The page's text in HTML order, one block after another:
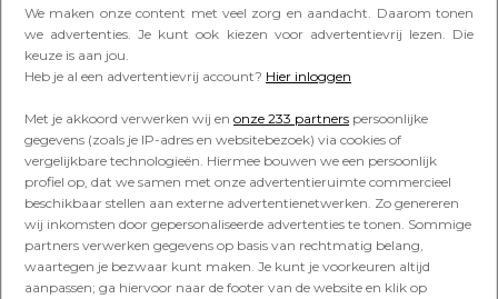
We maken onze content met veel zorg en aandacht. Daarom tonen
we advertenties. Je kunt ook kiezen voor advertentievrij lezen. Die
keuze is aan jou.
Heb je al een advertentievrij account? Hier inloggen
Met je akkoord verwerken wij en onze 233 partners persoonlijke
gegevens (zoals je IP-adres en websitebezoek) via cookies of
vergelijkbare technologieën. Hiermee bouwen we een persoonlijk
profiel op, dat we samen met onze advertentieruimte commercieel
beschikbaar stellen aan externe advertentienetwerken. Zo genereren
wij inkomsten door gepersonaliseerde advertenties te tonen. Sommige
partners verwerken gegevens op basis van rechtmatig belang,
waartegen je bezwaar kunt maken. Je kunt je voorkeuren altijd
aanpassen; ga hiervoor naar de footer van de website en klik op
Montage: Marloes Slootmans
Delen
Delen
kimberley klaverouderschapsinterklaas
zwangerschap